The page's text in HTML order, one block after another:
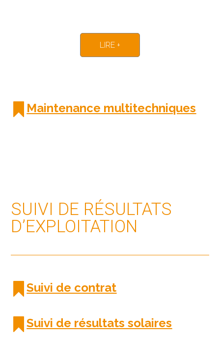
LIRE +
Maintenance multitechniques
SUIVI DE RÉSULTATS
D’EXPLOITATION
Suivi de contrat
Suivi de résultats solaires